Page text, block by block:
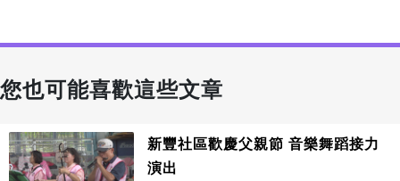
您也可能喜歡這些文章
新豐社區歡慶父親節 音樂舞蹈接力
演出